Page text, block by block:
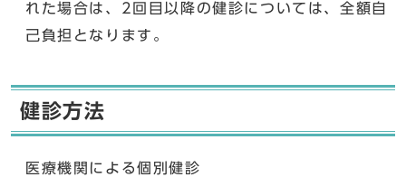
れた場合は、2回目以降の健診については、全額自
己負担となります。
健診方法
医療機関による個別健診